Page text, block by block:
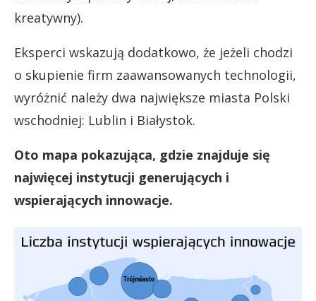
kreatywny).
Eksperci wskazują dodatkowo, że jeżeli chodzi
o skupienie firm zaawansowanych technologii,
wyróżnić należy dwa największe miasta Polski
wschodniej: Lublin i Białystok.
Oto mapa pokazująca, gdzie znajduje się
najwięcej instytucji generujących i
wspierających innowacje.